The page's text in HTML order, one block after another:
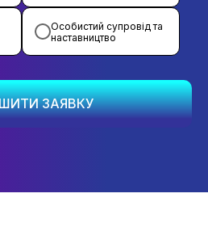
Особистий супровід та
наставництво
ЗАЯВКУ